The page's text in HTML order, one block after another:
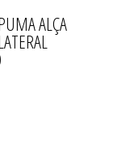
ALÇA